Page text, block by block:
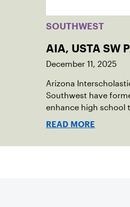
SOUTHWEST
AIA, USTA SW
December 11, 2025
Arizona
Southwest have
enhance high school
READ MORE